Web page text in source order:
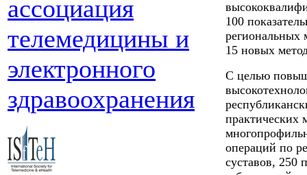
ассоциация
телемедицины и
электронного
здравоохранения
100
региональных
15 новых
С целью
практических
операций по
суставов, 250